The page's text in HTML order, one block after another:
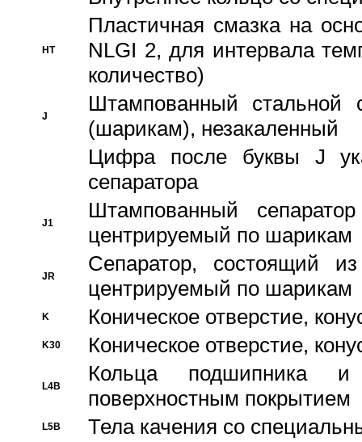
HT
Пластичная смазка на
NLGI 2, для интервала
количество)
J
Штампованный стальной
(шарикам), незакаленный
Цифра после буквы J
сепаратора
J1
Штампованный
центрируемый по шарикам
JR
Сепаратор, состоящий
центрируемый по шарикам
K Коническое отверстие,
K30 Коническое отверстие,
L4B
Кольца подшипника
поверхностным покрытием
L5B Тела качения со